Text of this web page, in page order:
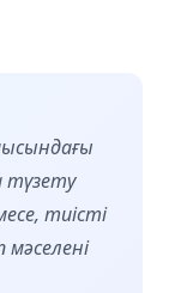
түзету
тиісті